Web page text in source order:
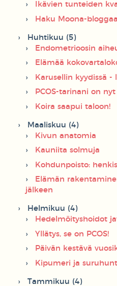
Ikävien tunteiden
Haku Moona-
Huhtikuu (5)
Endometrioosin
Elämää
Karusellin kyydissä
PCOS-tarinani on
Koira saapui taloon!
Maaliskuu (4)
Kivun anatomia
Kauniita solmuja
Kohdunpoisto:
Elämän
jälkeen
Helmikuu (4)
Hedelmöityshoidot
Yllätys, se on PCOS!
Päivän kestävä
Kipumeri ja
Tammikuu (4)